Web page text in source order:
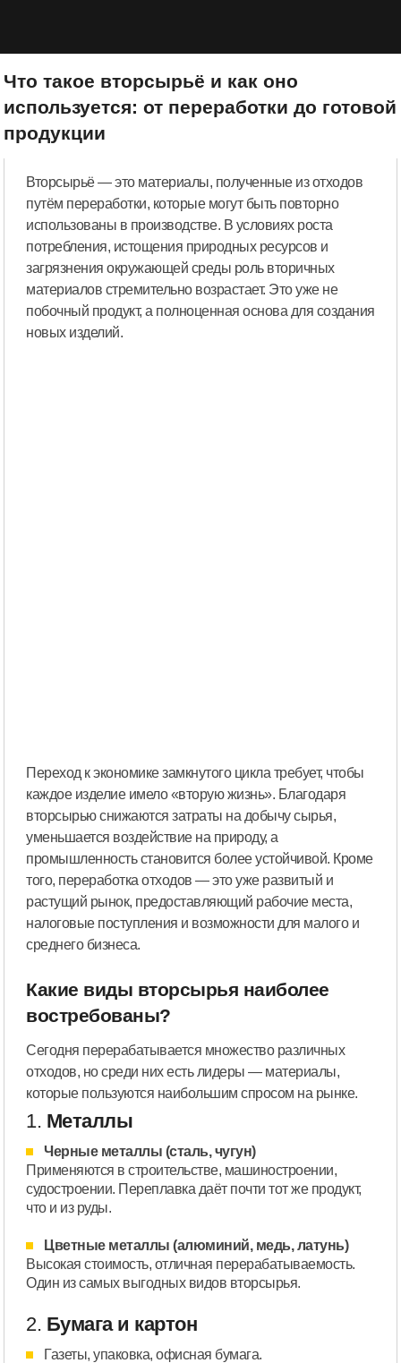
Что такое вторсырьё и как оно
используется: от переработки до готовой
продукции
Вторсырьё — это материалы, полученные из отходов
путём переработки, которые могут быть повторно
использованы в производстве. В условиях роста
потребления, истощения природных ресурсов и
загрязнения окружающей среды роль вторичных
материалов стремительно возрастает. Это уже не
побочный продукт, а полноценная основа для создания
новых изделий.
Переход к экономике замкнутого цикла требует, чтобы
каждое изделие имело «вторую жизнь». Благодаря
вторсырью снижаются затраты на добычу сырья,
уменьшается воздействие на природу, а
промышленность становится более устойчивой. Кроме
того, переработка отходов — это уже развитый и
растущий рынок, предоставляющий рабочие места,
налоговые поступления и возможности для малого и
среднего бизнеса.
Какие виды вторсырья наиболее
востребованы?
Сегодня перерабатывается множество различных
отходов, но среди них есть лидеры — материалы,
которые пользуются наибольшим спросом на рынке.
1. Металлы
Черные металлы (сталь, чугун)
Применяются в строительстве, машиностроении,
судостроении. Переплавка даёт почти тот же продукт,
что и из руды.
Цветные металлы (алюминий, медь, латунь)
Высокая стоимость, отличная перерабатываемость.
Один из самых выгодных видов вторсырья.
2. Бумага и картон
Газеты, упаковка, офисная бумага.